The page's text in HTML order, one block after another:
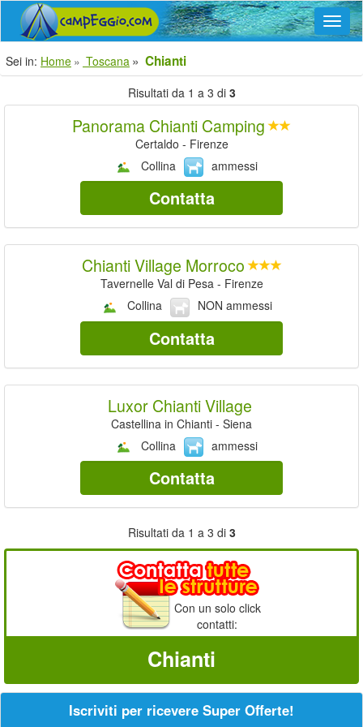
Sei in: Home Toscana Chianti
Risultati da 1 a 3 di 3
Panorama Chianti Camping
Certaldo - Firenze
Collina
ammessi
Contatta
Chianti Village Morroco
Tavernelle Val di Pesa - Firenze
Collina
NON ammessi
Contatta
Luxor Chianti Village
Castellina in Chianti - Siena
Collina
ammessi
Contatta
Risultati da 1 a 3 di 3
Con un solo click
contatti:
Chianti
Iscriviti per ricevere Super Offerte!